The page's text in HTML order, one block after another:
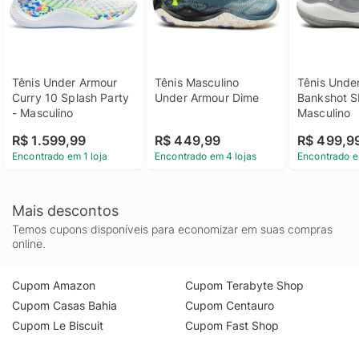
Tênis Under Armour
Curry 10 Splash Party
- Masculino
R$ 1.599,99
Encontrado em 1 loja
Tênis Masculino
Under Armour Dime
R$ 449,99
Encontrado em 4 lojas
Tênis
Bankshot
Masculino
R$
Encontrado
Mais descontos
Temos cupons disponíveis para economizar em suas compras
online.
Cupom Amazon
Cupom Casas Bahia
Cupom Le Biscuit
Cupom Terabyte Shop
Cupom Centauro
Cupom Fast Shop